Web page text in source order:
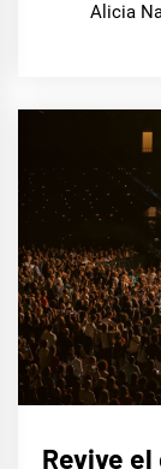
Alicia
Revive